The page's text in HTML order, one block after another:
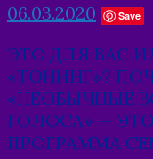
06.03.2020 Save
ЭТО ДЛЯ ВАС
«ТОНИНГ»?
«НЕОБЫЧНЫЕ
ГОЛОСА» —
ПРОГРАММА